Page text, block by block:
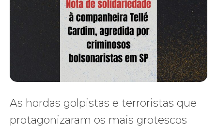
As hordas golpistas e terroristas que
protagonizaram os mais grotescos